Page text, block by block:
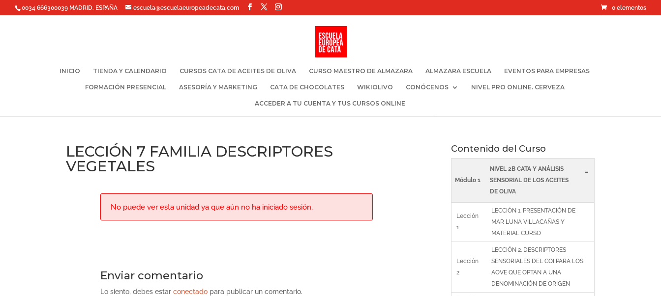
0034 666300039 MADRID. ESPAÑA escuela@escuelaeuropeadecata.com 0 elementos
INICIO TIENDA Y CALENDARIO CURSOS CATA DE ACEITES DE OLIVA CURSO MAESTRO DE ALMAZARA ALMAZARA ESCUELA EVENTOS PARA EMPRESAS
FORMACIÓN PRESENCIAL ASESORÍA Y MARKETING CATA DE CHOCOLATES WIKIOLIVO CONÓCENOS NIVEL PRO ONLINE. CERVEZA
ACCEDER A TU CUENTA Y TUS CURSOS ONLINE
LECCIÓN 7 FAMILIA DESCRIPTORES
VEGETALES
No puede ver esta unidad ya que aún no ha iniciado sesión.
Enviar comentario
Lo siento, debes estar conectadopara publicar un comentario.
Contenido del Curso
Módulo 1
NIVEL 2B CATA Y ANÁLISIS
SENSORIAL DE LOS ACEITES
DE OLIVA
-
Lección
1
LECCIÓN 1. PRESENTACIÓN DE
MAR LUNA VILLACAÑAS Y
MATERIAL CURSO
Lección
2
LECCIÓN 2. DESCRIPTORES
SENSORIALES DEL COI PARA LOS
AOVE QUE OPTAN A UNA
DENOMINACIÓN DE ORIGEN